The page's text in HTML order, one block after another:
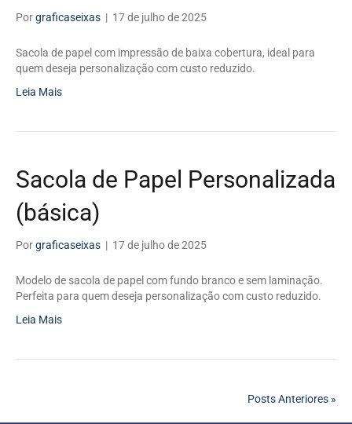
Porgraficaseixas | 17 de julho de 2025
Sacola de papel com impressão de baixa cobertura, ideal para
quem deseja personalização com custo reduzido.
Leia Mais
Sacola de Papel Personalizada
(básica)
Porgraficaseixas | 17 de julho de 2025
Modelo de sacola de papel com fundo branco e sem laminação.
Perfeita para quem deseja personalização com custo reduzido.
Leia Mais
Posts Anteriores »